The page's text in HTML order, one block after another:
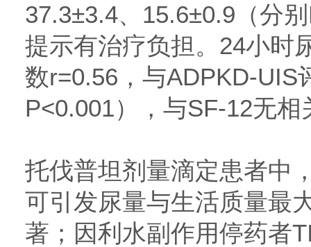
37.3±3.4、15.6±0.9（分
提示有治疗负担。24小时
数r=0.56，与ADPKD-UIS
P<0.001），与SF-12无相
托伐普坦剂量滴定患者中
可引发尿量与生活质量最
著；因利水副作用停药者